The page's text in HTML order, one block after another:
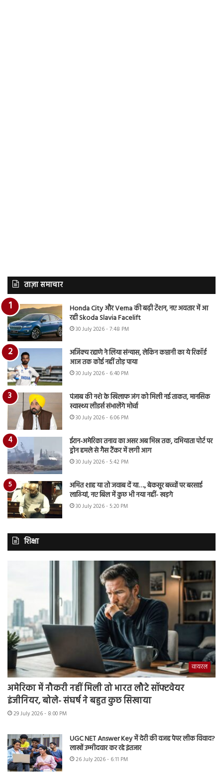
ताज़ा समाचार
Honda City और Verna की बढ़ी टेंशन, नए अवतार में आ
रही Skoda Slavia Facelift
30 July 2026 - 7:48 PM
अजिंक्य रहाणे ने लिया संन्यास, लेकिन कप्तानी का ये रिकॉर्ड
आज तक कोई नहीं तोड़ पाया
30 July 2026 - 6:40 PM
पंजाब की नशे के खिलाफ जंग को मिली नई ताकत, मानसिक
स्वास्थ्य लीडर्स संभालेंगे मोर्चा
30 July 2026 - 6:06 PM
ईरान-अमेरिका तनाव का असर अब मिस्र तक, दमियाता पोर्ट पर
ड्रोन हमले से गैस टैंकर में लगी आग
30 July 2026 - 5:42 PM
अमित शाह या तो जवाब दें या…., बेकसूर बच्चों पर बरसाई
लाठियां, नए बिल में कुछ भी नया नहीं- खड़गे
30 July 2026 - 5:20 PM
शिक्षा
वायरल
अमेरिका में नौकरी नहीं मिली तो भारत लौटे सॉफ्टवेयर
इंजीनियर, बोले- संघर्ष ने बहुत कुछ सिखाया
29 July 2026 - 8:00 PM
UGC NET Answer Key में देरी की वजह पेपर लीक विवाद?
लाखों उम्मीदवार कर रहे इंतजार
26 July 2026 - 6:11 PM